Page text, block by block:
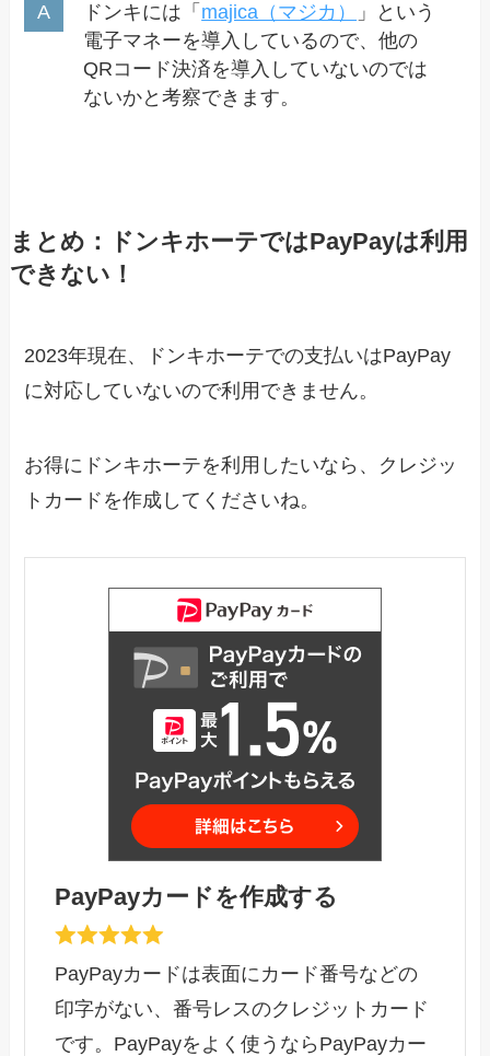
ドンキには「 majica（マジカ）
」という
電子マネーを導入しているので、他の
QRコード決済を導入していないのでは
ないかと考察できます。
まとめ：ドンキホーテではPayPayは利用
できない！
2023年現在、ドンキホーテでの支払いはPayPay
に対応していないので利用できません。
お得にドンキホーテを利用したいなら、クレジッ
トカードを作成してくださいね。
PayPayカードを作成する
PayPayカードは表面にカード番号などの
印字がない、番号レスのクレジットカード
です。PayPayをよく使うならPayPayカー